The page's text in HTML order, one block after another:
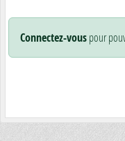
Connectez-vouspour